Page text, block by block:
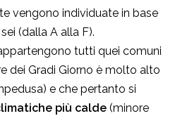
vengono individuate in base
(dalla A alla F).
tutti quei comuni
dei Gradi Giorno è molto alto
e che pertanto si
più calde (minore